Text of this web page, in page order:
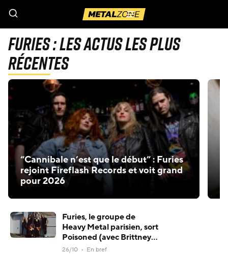
Menu
Furies : Les actus les plus
récentes
“Cannibale n’est que le début” : Furies
rejoint Fireflash Records et voit grand
pour 2026
Furies, le groupe de
Heavy Metal parisien, sort
Poisoned (avec Brittney
Slayes d’Unleash The
26/10 • En bref